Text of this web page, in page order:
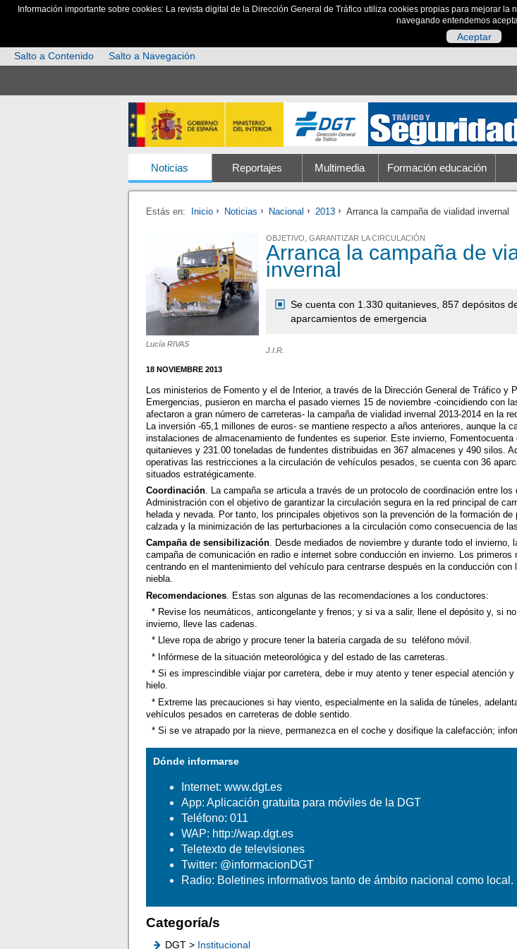
Información importante sobre cookies: La revista digital de la Dirección General de Tráfico utiliza cookies propias para mejorar
navegando entendemos
Aceptar
Salto a Contenido
Salto a Navegación
Noticias Reportajes Multimedia Formación educación
Estás en: Inicio Noticias Nacional 2013 Arranca la campaña de vialidad invernal
Lucía RIVAS
OBJETIVO, GARANTIZAR LA CIRCULACIÓN
Arranca la campaña de
invernal
Se cuenta con 1.330 quitanieves, 857 depósitos
aparcamientos de emergencia
J.I.R.
18 NOVIEMBRE 2013
Los ministerios de Fomento y el de Interior, a través de la Dirección General de Tráfico y
Emergencias, pusieron en marcha el pasado viernes 15 de noviembre -coincidiendo con
afectaron a gran número de carreteras- la campaña de vialidad invernal 2013-2014 en la
La inversión -65,1 millones de euros- se mantiene respecto a años anteriores, aunque la
instalaciones de almacenamiento de fundentes es superior. Este invierno, Fomentocuenta
quitanieves y 231.00 toneladas de fundentes distribuidas en 367 almacenes y 490 silos.
operativas las restricciones a la circulación de vehículos pesados, se cuenta con 36
situados estratégicamente.
Coordinación . La campaña se articula a través de un protocolo de coordinación entre
Administración con el objetivo de garantizar la circulación segura en la red principal de
helada y nevada. Por tanto, los principales objetivos son la prevención de la formación de
calzada y la minimización de las perturbaciones a la circulación como consecuencia de
Campaña de sensibilización. Desde mediados de noviembre y durante todo el invierno,
campaña de comunicación en radio e internet sobre conducción en invierno. Los primeros
centrando en el mantenimiento del vehículo para centrarse después en la conducción
niebla.
Recomendaciones . Estas son algunas de las recomendaciones a los conductores:
* Revise los neumáticos, anticongelante y frenos; y si va a salir, llene el depósito y, si
invierno, lleve las cadenas.
* Lleve ropa de abrigo y procure tener la batería cargada de su teléfono móvil.
* Infórmese de la situación meteorológica y del estado de las carreteras.
* Si es imprescindible viajar por carretera, debe ir muy atento y tener especial atención
hielo.
* Extreme las precauciones si hay viento, especialmente en la salida de túneles,
vehículos pesados en carreteras de doble sentido.
* Si se ve atrapado por la nieve, permanezca en el coche y dosifique la calefacción;
Dónde informarse
Internet: www.dgt.es
App: Aplicación gratuita para móviles de la DGT
Teléfono: 011
WAP: http://wap.dgt.es
Teletexto de televisiones
Twitter: @informacionDGT
Radio: Boletines informativos tanto de ámbito nacional como local.
Categoría/s
DGT > Institucional